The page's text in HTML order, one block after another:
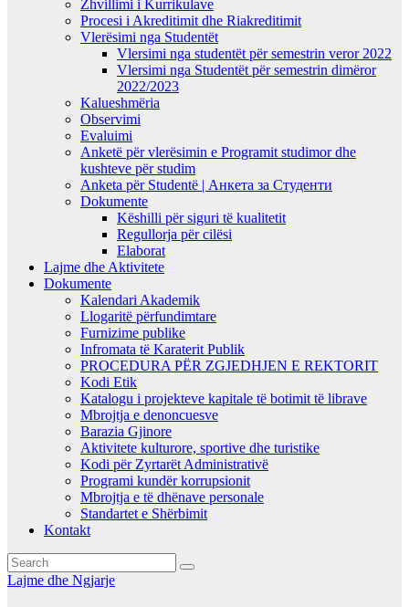
Zhvillimi i Kurrikulave
Procesi i Akreditimit dhe Riakreditimit
Vlerësimi nga Studentët
Vlersimi nga studentët për semestrin veror 2022
Vlersimi nga Studentët për semestrin dimëror
2022/2023
Kalueshmëria
Observimi
Evaluimi
Anketë për vlerësimin e Programit studimor dhe
kushteve për studim
Anketa për Studentë | Анкета за Студенти
Dokumente
Këshilli për siguri të kualitetit
Regullorja për cilësi
Elaborat
Lajme dhe Aktivitete
Dokumente
Kalendari Akademik
Llogaritë përfundimtare
Furnizime publike
Infromata të Karaterit Publik
PROCEDURA PËR ZGJEDHJEN E REKTORIT
Kodi Etik
Katalogu i projekteve kapitale të botimit të librave
Mbrojtja e denoncuesve
Barazia Gjinore
Aktivitete kulturore, sportive dhe turistike
Kodi për Zyrtarët Administrativë
Programi kundër korrupsionit
Mbrojtja e të dhënave personale
Standartet e Shërbimit
Kontakt
Lajme dhe Ngjarje